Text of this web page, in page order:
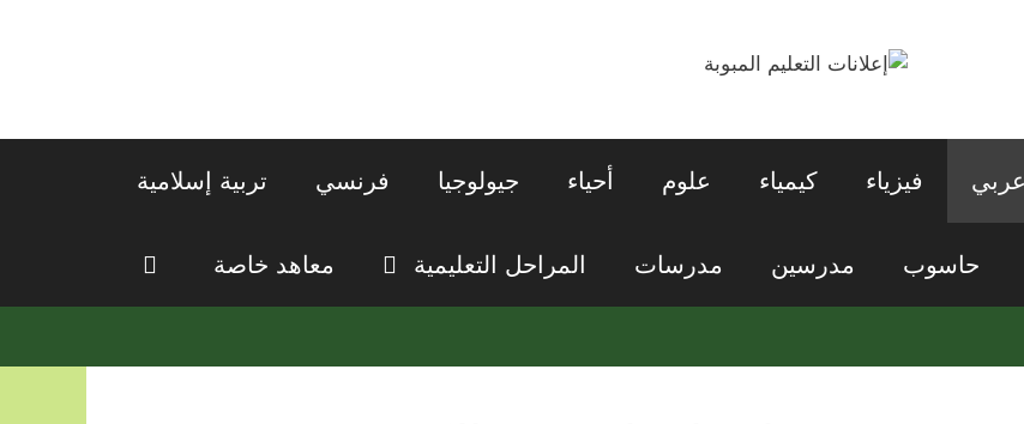
عربي فيزياء كيمياء علوم أحياء جيولوجيا فرنسي تربية إسلامية
حاسوب مدرسين مدرسات المراحل التعليمية معاهد خاصة